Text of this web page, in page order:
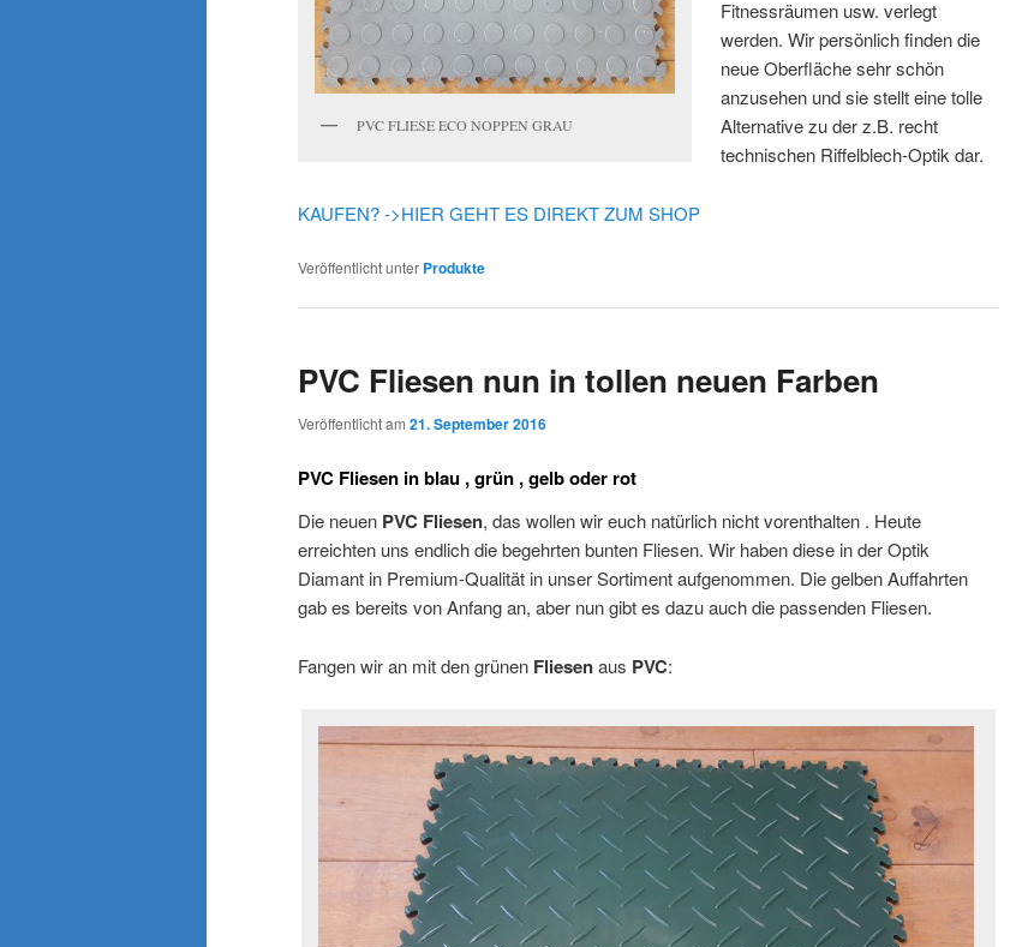
PVC FLIESE ECO NOPPEN GRAU
Fitnessräumen usw. verlegt
werden. Wir persönlich finden die
neue Oberfläche sehr schön
anzusehen und sie stellt eine tolle
Alternative zu der z.B. recht
technischen Riffelblech-Optik dar.
KAUFEN? ->HIER GEHT ES DIREKT ZUM SHOP
Veröffentlicht unter Produkte
PVC Fliesen nun in tollen neuen Farben
Veröffentlicht am 21. September 2016
PVC Fliesen in blau , grün , gelb oder rot
Die neuen PVC Fliesen, das wollen wir euch natürlich nicht vorenthalten . Heute
erreichten uns endlich die begehrten bunten Fliesen. Wir haben diese in der Optik
Diamant in Premium-Qualität in unser Sortiment aufgenommen. Die gelben Auffahrten
gab es bereits von Anfang an, aber nun gibt es dazu auch die passenden Fliesen.
Fangen wir an mit den grünen Fliesenaus PVC: